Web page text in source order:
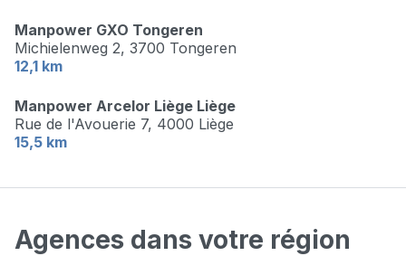
Manpower GXO Tongeren
Michielenweg 2, 3700 Tongeren
12,1 km
Manpower Arcelor Liège Liège
Rue de l'Avouerie 7, 4000 Liège
15,5 km
Agences dans votre région